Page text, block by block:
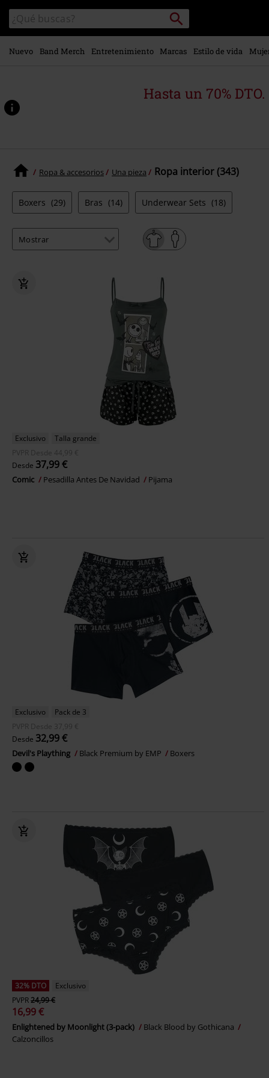
contenido
principal
Buscar
en
el
catálogo
Buscar
Nuevo Band Merch Entretenimiento Marcas Estilo de vida
Hasta un 70%
Ropa & accesorios Una pieza Ropa interior (343)
Boxers (29) Bras (14) Underwear Sets (18)
Exclusivo
Talla grande
PVPR
Desde 44,99 €
Desde 37,99 €
Comic Pesadilla Antes De Navidad Pijama
Exclusivo
Pack de 3
PVPR
Desde 37,99 €
Desde 32,99 €
Devil's Plaything Black Premium by EMP Boxers
32% DTO
Exclusivo
PVPR24,99 €
16,99 €
Enlightened by Moonlight (3-pack)
Black Blood by Gothicana
Calzoncillos